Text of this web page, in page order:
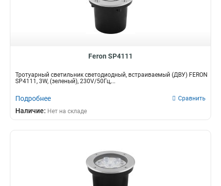
Feron SP4111
Тротуарный светильник светодиодный, встраиваемый (ДВУ) FERON
SP4111, 3W, (зеленый), 230V/50Гц,...
Подробнее Сравнить
Наличие: Нет на складе